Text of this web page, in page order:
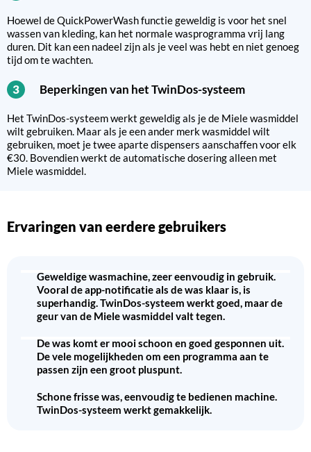
Hoewel de QuickPowerWash functie geweldig is voor het snel
wassen van kleding, kan het normale wasprogramma vrij lang
duren. Dit kan een nadeel zijn als je veel was hebt en niet genoeg
tijd om te wachten.
3 Beperkingen van het TwinDos-systeem
Het TwinDos-systeem werkt geweldig als je de Miele wasmiddel
wilt gebruiken. Maar als je een ander merk wasmiddel wilt
gebruiken, moet je twee aparte dispensers aanschaffen voor elk
€30. Bovendien werkt de automatische dosering alleen met
Miele wasmiddel.
Ervaringen van eerdere gebruikers
Geweldige wasmachine, zeer eenvoudig in gebruik.
Vooral de app-notificatie als de was klaar is, is
superhandig. TwinDos-systeem werkt goed, maar de
geur van de Miele wasmiddel valt tegen.
De was komt er mooi schoon en goed gesponnen uit.
De vele mogelijkheden om een programma aan te
passen zijn een groot pluspunt.
Schone frisse was, eenvoudig te bedienen machine.
TwinDos-systeem werkt gemakkelijk.